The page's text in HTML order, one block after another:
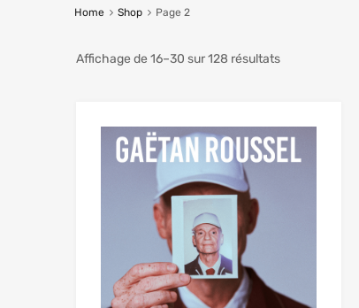
Home Shop Page 2
Affichage de 16–30 sur 128 résultats